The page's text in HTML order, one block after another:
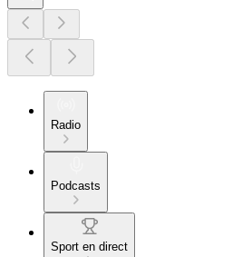
Radio
Podcasts
Sport en direct